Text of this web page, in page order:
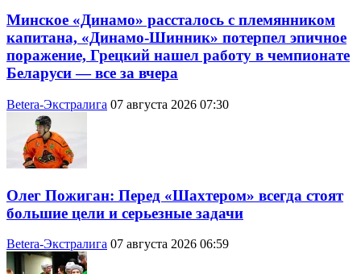
Минское «Динамо» рассталось с племянником
капитана, «Динамо-Шинник» потерпел эпичное
поражение, Грецкий нашел работу в чемпионате
Беларуси — все за вчера
Betera-Экстралига 07 августа 2026 07:30
Олег Пожиган: Перед «Шахтером» всегда стоят
большие цели и серьезные задачи
Betera-Экстралига 07 августа 2026 06:59